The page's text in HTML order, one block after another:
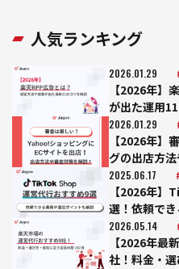
ジ
り
人気ランキング
2026.01.29
【2026年】
が出た運用
2026.01.29
【2026年】
グの出店方
2025.06.17
【2026年】
選！依頼で
2026.05.14
【2026年最
社！料金・